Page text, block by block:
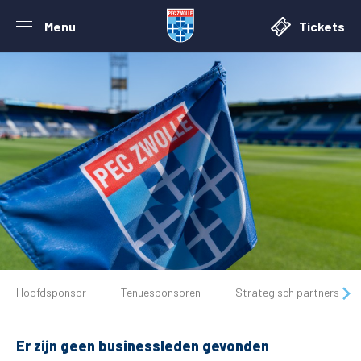
Menu Tickets
Tickets
Matchdays
Hoofdsponsor Tenuesponsoren Strategisch partners
Er zijn geen businessleden gevonden